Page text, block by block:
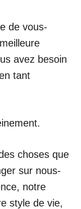
de vous-
avez besoin
tant
choses que
sur nous-
notre
style de vie,